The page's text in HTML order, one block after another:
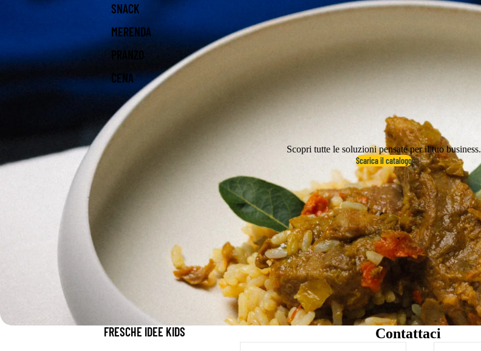
SNACK
MERENDA
PRANZO
CENA
FRESCHE IDEE KIDS
Scopri tutte le soluzioni pensate per il tuo business.
Scarica il catalogo
Contattaci